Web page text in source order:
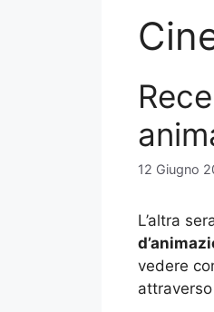
12 Giugno
L’altra
vedere